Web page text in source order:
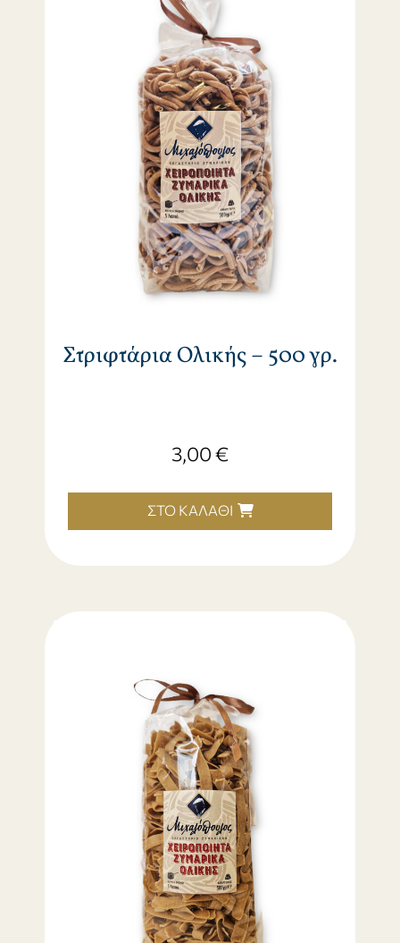
Στριφτάρια Ολικής – 500 γρ.
3,00€
ΣΤΟ ΚΑΛΆΘΙ